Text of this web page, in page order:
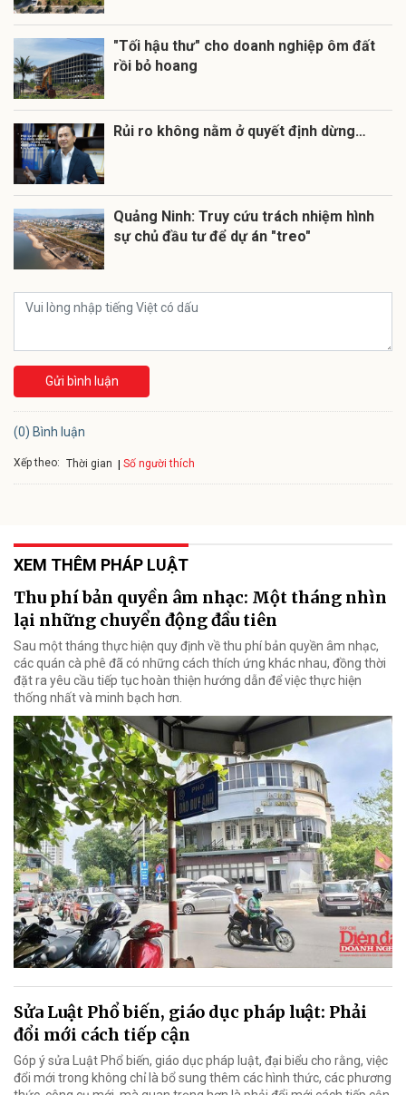
"Tối hậu thư" cho doanh nghiệp ôm đất
rồi bỏ hoang
Rủi ro không nằm ở quyết định dừng…
Quảng Ninh: Truy cứu trách nhiệm hình
sự chủ đầu tư để dự án "treo"
Gửi bình luận
(0) Bình luận
Xếp theo: Thời gian Số người thích
XEM THÊM PHÁP LUẬT
Thu phí bản quyền âm nhạc: Một tháng nhìn
lại những chuyển động đầu tiên
Sau một tháng thực hiện quy định về thu phí bản quyền âm nhạc,
các quán cà phê đã có những cách thích ứng khác nhau, đồng thời
đặt ra yêu cầu tiếp tục hoàn thiện hướng dẫn để việc thực hiện
thống nhất và minh bạch hơn.
Sửa Luật Phổ biến, giáo dục pháp luật: Phải
đổi mới cách tiếp cận
Góp ý sửa Luật Phổ biến, giáo dục pháp luật, đại biểu cho rằng, việc
đổi mới trong không chỉ là bổ sung thêm các hình thức, các phương